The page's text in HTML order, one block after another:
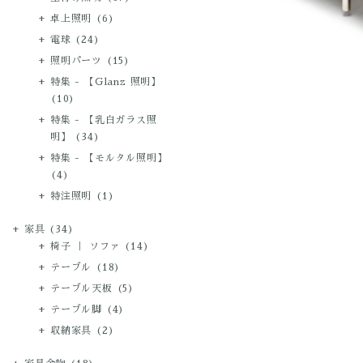
卓上照明 (6)
電球 (24)
照明パーツ (15)
特集 - 【Glanz 照明】
(10)
特集 - 【乳白ガラス照
明】
(34)
特集 - 【モルタル照明】
(4)
特注照明 (1)
家具 (34)
椅子 ｜ ソファ
(14)
テーブル (18)
テーブル天板 (5)
テーブル脚 (4)
収納家具 (2)